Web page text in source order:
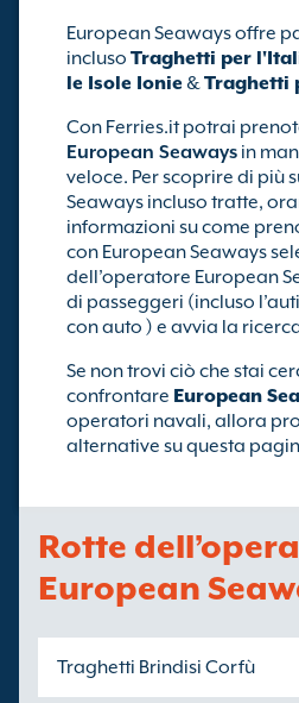
European Seaways offre
incluso Traghetti per
le Isole Ionie&Traghetti
Con Ferries.it potrai
European Seaways in
veloce. Per scoprire di più
Seaways incluso tratte,
informazioni su come
con European Seaways
dell’operatore European
di passeggeri (incluso
con auto ) e avvia la
Se non trovi ciò che stai
confrontare European
operatori navali, allora
alternative su questa
Rotte
European
Traghetti Brindisi Corfù